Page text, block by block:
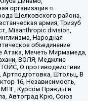
организация п.
Щелковского района,
армия, Тризуб
Misanthropic division,
Народная
объединение
Атака, Мечеть Мирмамеда,
ВОЛЯ, Меджлис
О противодействии
Артподготовка, Штольц, В
16, Независимость,
МПГ, Курсом Правды и
Автоград Крю, Союз